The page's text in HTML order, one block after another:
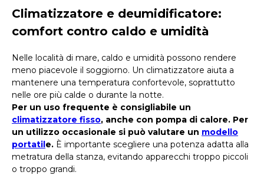
Climatizzatore e deumidificatore:
comfort contro caldo e umidità
Nelle località di mare, caldo e umidità possono rendere
meno piacevole il soggiorno. Un climatizzatore aiuta a
mantenere una temperatura confortevole, soprattutto
nelle ore più calde o durante la notte.
Per un uso frequente è consigliabile un
climatizzatore fisso, anche con pompa di calore. Per
un utilizzo occasionale si può valutare un modello
portatile. È importante scegliere una potenza adatta alla
metratura della stanza, evitando apparecchi troppo piccoli
o troppo grandi.